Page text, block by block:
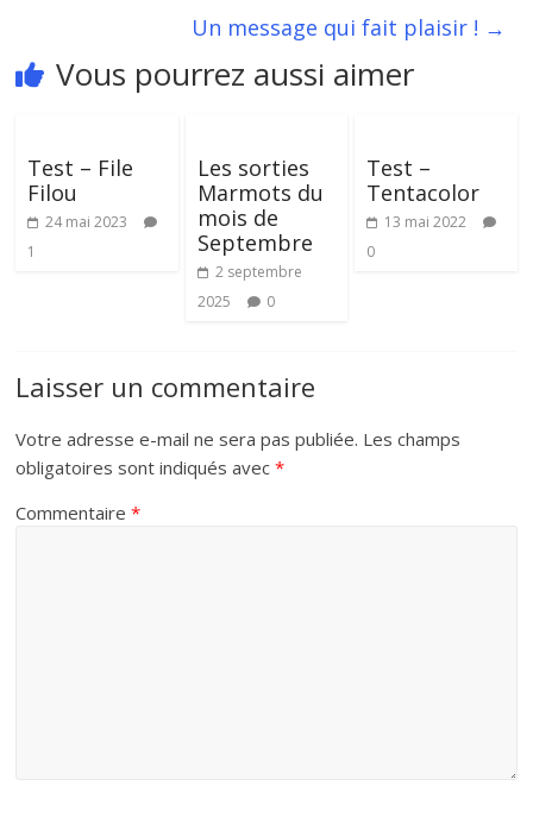
Un message qui fait plaisir ! →
Vous pourrez aussi aimer
Test – File
Filou
24 mai 2023
1
Les sorties
Marmots du
mois de
Septembre
2 septembre
2025
0
Test –
Tentacolor
13 mai 2022
0
Laisser un commentaire
Votre adresse e-mail ne sera pas publiée. Les champs
obligatoires sont indiqués avec*
Commentaire*